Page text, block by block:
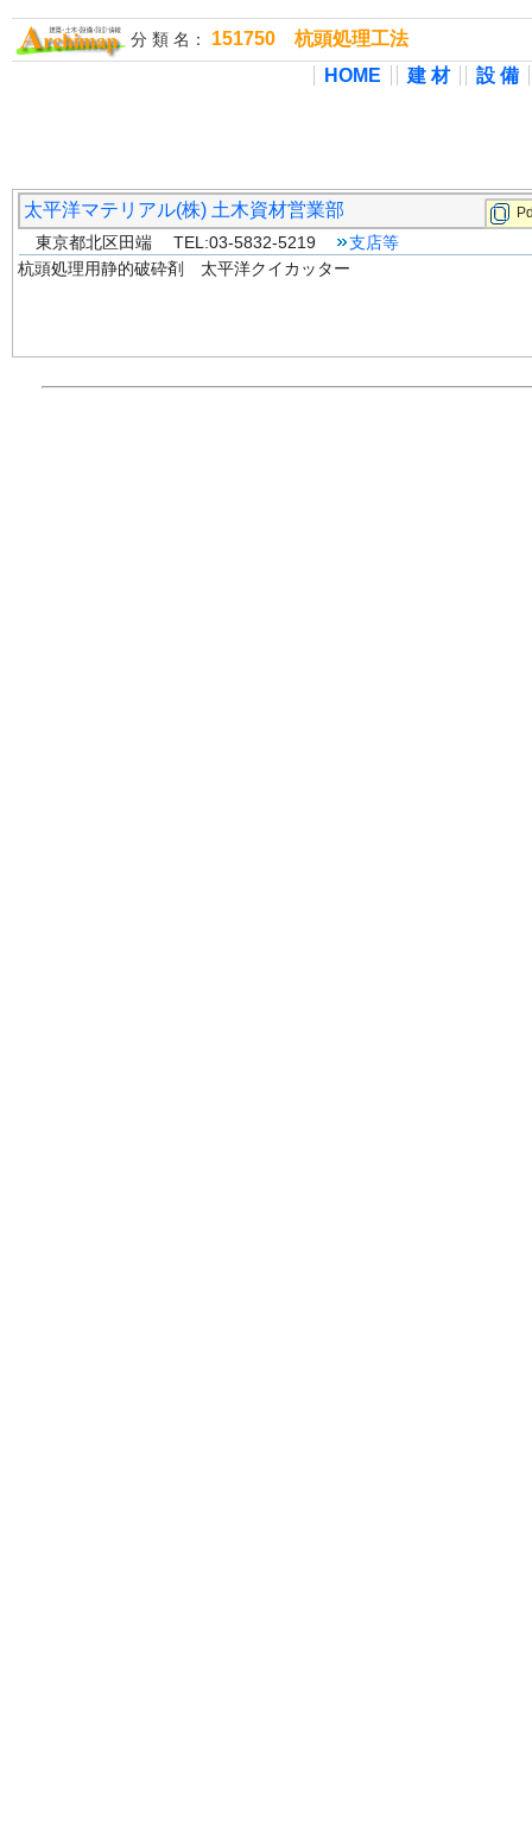
分 類 名： 151750 杭頭処理工法
HOME
建 材 設 備
太平洋マテリアル(株) 土木資材営業部
東京都北区田端 TEL:03-5832-5219
支店等
杭頭処理用静的破砕剤 太平洋クイカッター